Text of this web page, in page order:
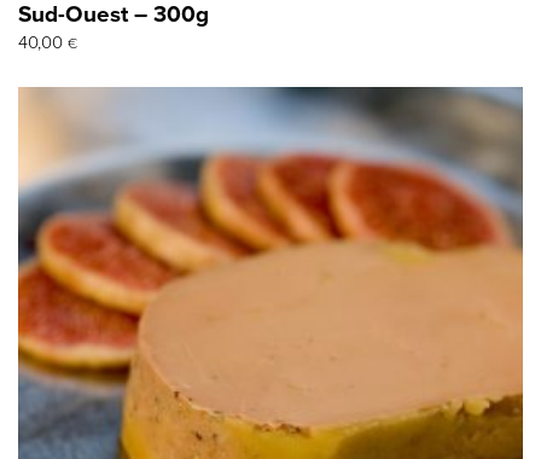
Sud-Ouest – 300g
40,00 €